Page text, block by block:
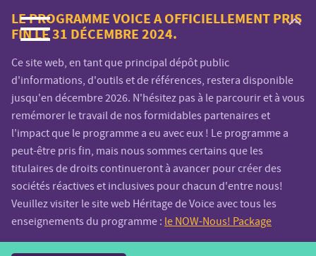
Voice.Global
website
LE PROGRAMME VOICE A OFFICIELLEMENT PRIS
FIN LE 31 DÉCEMBRE 2024.
Ce site web, en tant que principal dépôt public
d'informations, d'outils et de références, restera disponible
jusqu'en décembre 2026. N'hésitez pas à le parcourir et à vous
remémorer le travail de nos formidables partenaires et
l'impact que le programme a eu avec eux ! Le programme a
peut-être pris fin, mais nous sommes certains que les
titulaires de droits continueront à avancer pour créer des
sociétés réactives et inclusives pour chacun d'entre nous!
Veuillez visiter le site web Héritage de Voice avec tous les
enseignements du programme : le NOW-Nous! Package